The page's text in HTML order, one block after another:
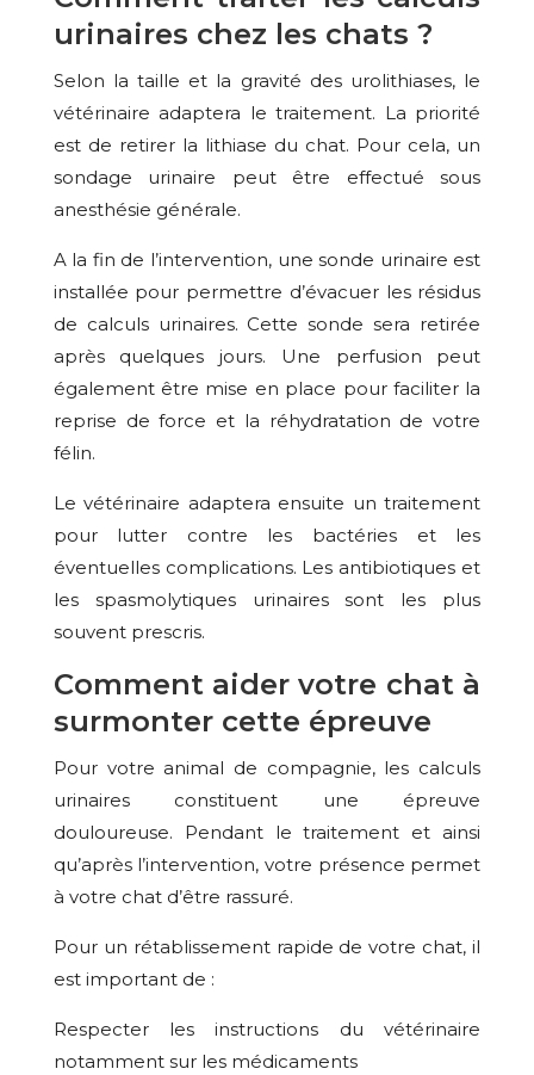
urinaires chez les chats ?
Selon la taille et la gravité des urolithiases, le
vétérinaire adaptera le traitement. La priorité
est de retirer la lithiase du chat. Pour cela, un
sondage urinaire peut être effectué sous
anesthésie générale.
A la fin de l’intervention, une sonde urinaire est
installée pour permettre d’évacuer les résidus
de calculs urinaires. Cette sonde sera retirée
après quelques jours. Une perfusion peut
également être mise en place pour faciliter la
reprise de force et la réhydratation de votre
félin.
Le vétérinaire adaptera ensuite un traitement
pour lutter contre les bactéries et les
éventuelles complications. Les antibiotiques et
les spasmolytiques urinaires sont les plus
souvent prescris.
Comment aider votre chat à
surmonter cette épreuve
Pour votre animal de compagnie, les calculs
urinaires constituent une épreuve
douloureuse. Pendant le traitement et ainsi
qu’après l’intervention, votre présence permet
à votre chat d’être rassuré.
Pour un rétablissement rapide de votre chat, il
est important de :
Respecter les instructions du vétérinaire
notamment sur les médicaments